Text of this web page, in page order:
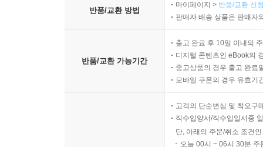
반품/교환 방법
마이페이지 > 반품/교환 신
판매자 배송 상품은 판매자
반품/교환 가능기간
출고 완료 후 10일 이내의
디지털 콘텐츠인 eBook의
중고상품의 경우 출고 완료
모바일 쿠폰의 경우 유효기
고객의 단순변심 및 착오구
직수입양서/직수입일서중
단, 아래의 주문/취소 조건
오늘 00시 ~ 06시 30분